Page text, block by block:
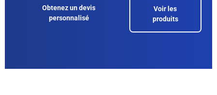
Obtenez un devis
personnalisé
Voir les
produits